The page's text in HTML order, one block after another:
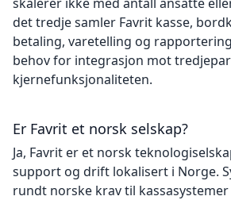
det tredje samler Favrit kasse,
betaling, varetelling og
behov for integrasjon mot
kjernefunksjonaliteten.
Er Favrit et norsk selskap?
Ja, Favrit er et norsk
support og drift lokalisert i Norge.
rundt norske krav til kassasystemer